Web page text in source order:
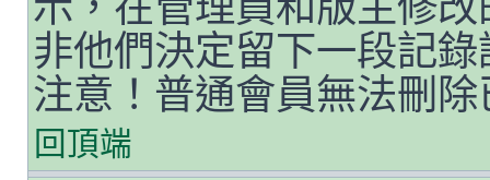
非他們決定留下一段記
注意！普通會員無法刪
回頂端